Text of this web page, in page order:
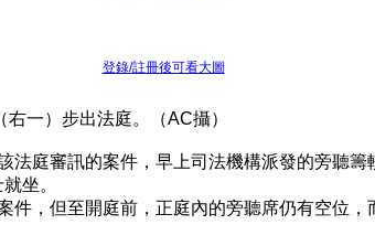
登錄/註冊後可看大圖
一）步出法庭。（AC攝）
庭審訊的案件，早上司法機構派發的旁聽
坐。
，但至開庭前，正庭內的旁聽席仍有空位